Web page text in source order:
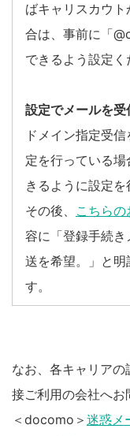
ばキャリスカウ
合は、事前に「
できるよう設定く
設定でメールを受
ドメイン指定受
定を行っている
きるように設定を
その後、 こちらの
容に「登録手続
送を希望。」と明
す。
なお、各キャリア
接ご利用の会社へお
＜docomo＞ 迷惑メ